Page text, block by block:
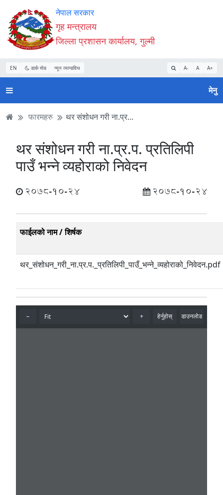
Accessibility
Mode
सुरु
गर्नुहोस्
सामाग्री
पढ्नुहाेस्
नेभिगेसन
पढ्नुहाेस्
वेबसाइट
खोजमा
जानुहोस्
नेपाल सरकार
गृह मन्त्रालय
जिल्ला प्रशासन कार्यालय, गुल्मी
EN डार्क मोड न्यून व्यान्डविथ A- A A+
मेनु
फारमहरु थर संशोधन गरी ना.प्र...
थर संशोधन गरी ना.प्र.प. प्रतिलिपी
पाउँ भन्ने व्यहोराको निवेदन
2078-10-24 2078-10-24
फाईलको नाम / शिर्षक
थर_संशोधन_गरी_ना.प्र.प._प्रतिलिपी_पाउँ_भन्ने_व्यहोराको_निवेदन.pdf